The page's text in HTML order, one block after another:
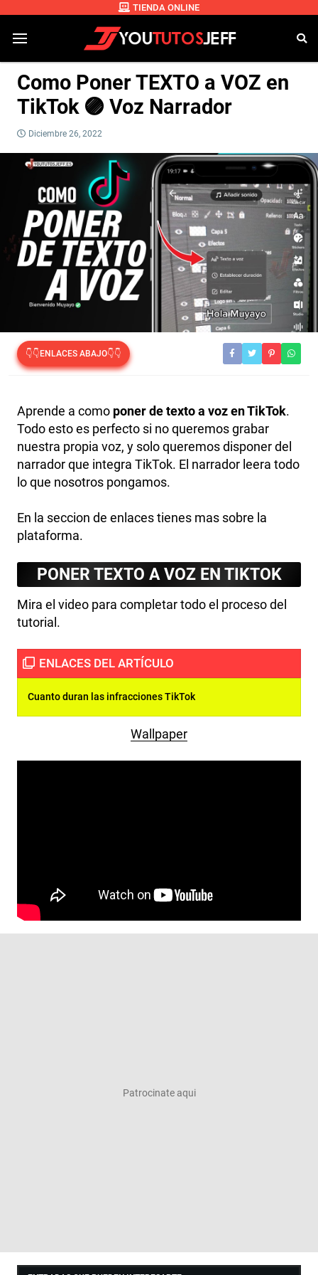
TIENDA ONLINE
Como Poner TEXTO a VOZ en
TikTok 🟣 Voz Narrador
Diciembre 26, 2022
👇👇ENLACES ABAJO👇👇
Aprende a como poner de texto a voz en TikTok.
Todo esto es perfecto si no queremos grabar
nuestra propia voz, y solo queremos disponer del
narrador que integra TikTok. El narrador leera todo
lo que nosotros pongamos.
En la seccion de enlaces tienes mas sobre la
plataforma.
PONER TEXTO A VOZ EN TIKTOK
Mira el video para completar todo el proceso del
tutorial.
Cuanto duran las infracciones TikTok
Wallpaper